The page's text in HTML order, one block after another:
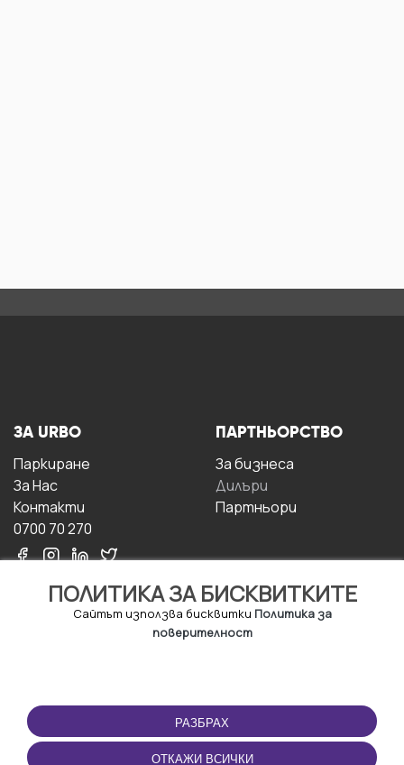
ПОЛИТИКА ЗА БИСКВИТКИТЕ
Сайтът използва бисквитки Политика за
поверителност
РАЗБРАХ
ОТКАЖИ ВСИЧКИ
ЗА URBO
Паркиране
За Hас
Контакти
0700 70 270
ПАРТНЬОРСТВО
За бизнесa
Дилъри
Партньори
ПОЛЗВАНЕ
Правила и условия за
ползване
ПРИЛОЖЕНИЕТО